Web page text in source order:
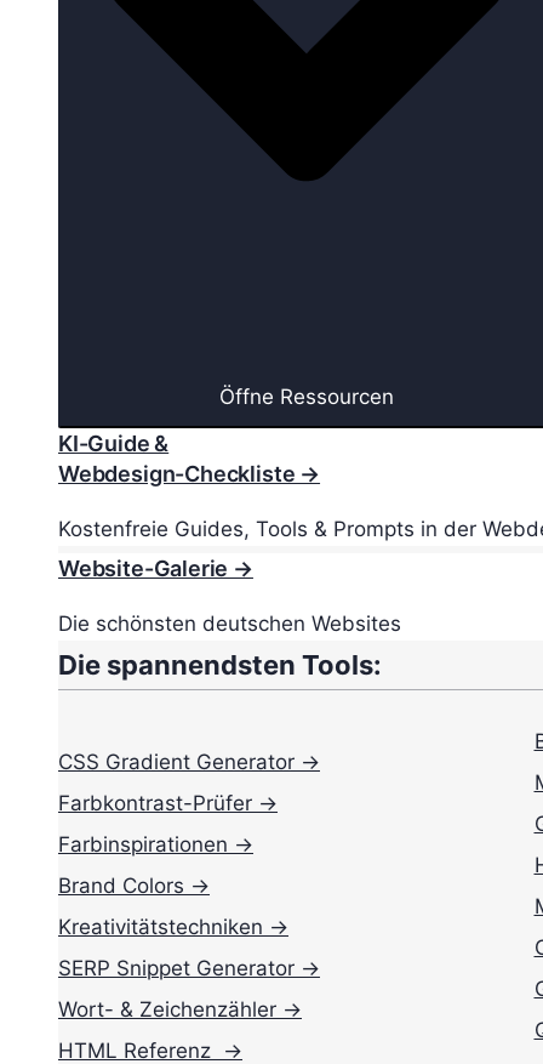
Öffne Ressourcen
KI-Guide &
Webdesign-Checkliste →
Kostenfreie Guides, Tools & Prompts in der
Website-Galerie →
Die schönsten deutschen Websites
Die spannendsten Tools:
CSS Gradient Generator →
Farbkontrast-Prüfer →
Farbinspirationen →
Brand Colors →
Kreativitätstechniken →
SERP Snippet Generator →
Wort- & Zeichenzähler →
HTML Referenz →